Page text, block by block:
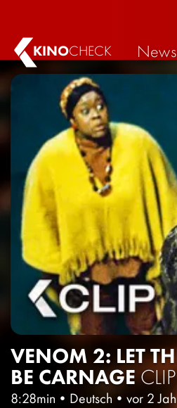
KINOCHECK News
VENOM 2: LET
BE CARNAGE
8:28min • Deutsch • vor 2